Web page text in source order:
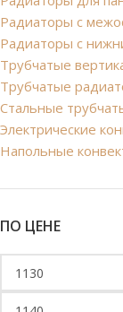
Радиаторы с
Радиаторы с
Трубчатые
Трубчатые
Cтальные
Электрические
Напольные
ПО ЦЕНЕ